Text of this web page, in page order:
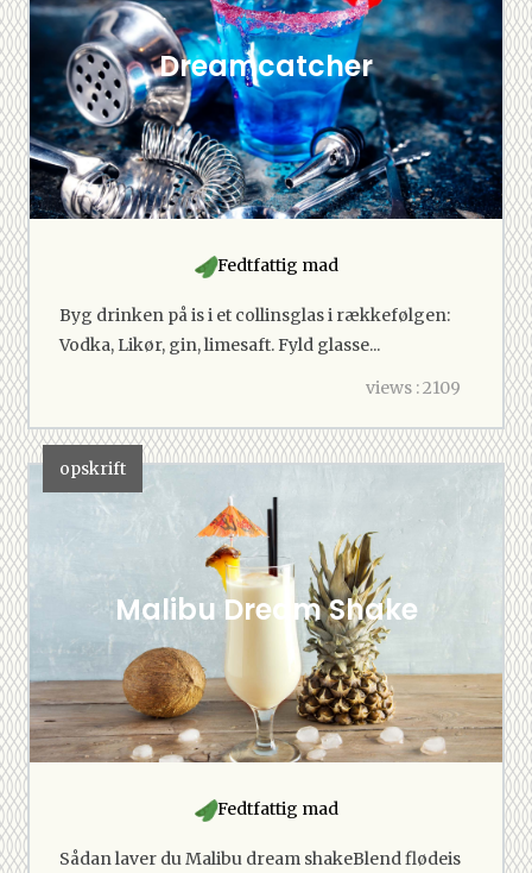
Dreamcatcher
Fedtfattig mad
Byg drinken på is i et collinsglas i rækkefølgen:
Vodka, Likør, gin, limesaft. Fyld glasse...
views : 2109
opskrift
Malibu Dream Shake
Fedtfattig mad
Sådan laver du Malibu dream shakeBlend flødeis